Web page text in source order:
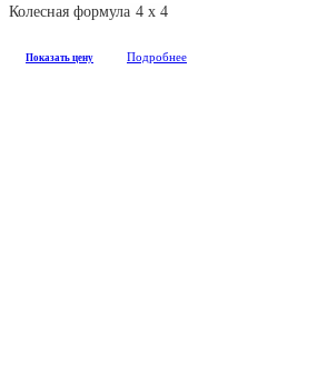
Колесная формула 4 х 4
Показать цену Подробнее